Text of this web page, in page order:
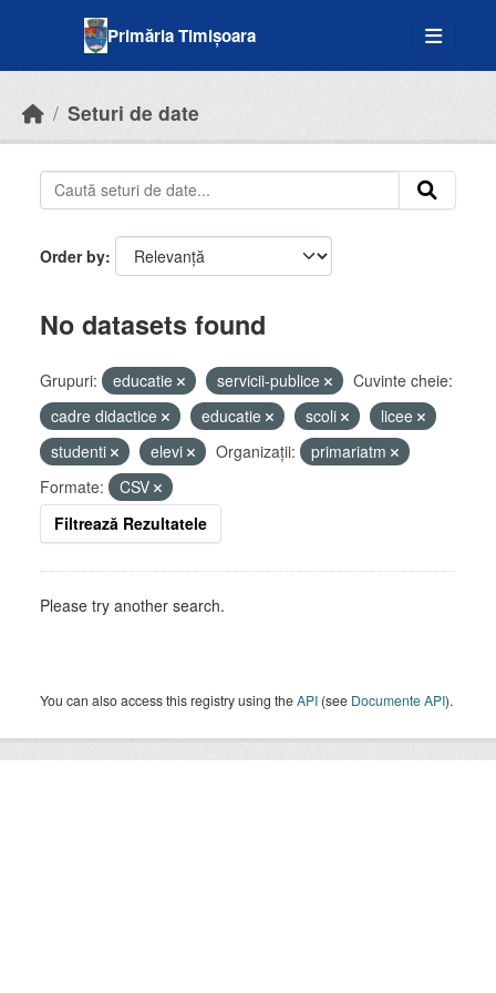
Primăria Timișoara
Seturi de date
Order by
No datasets found
Grupuri: educatie servicii-publice
Cuvinte cheie:
cadre didactice
educatie scoli
licee
studenti
elevi Organizații:
primariatm
Formate:
CSV
Filtrează Rezultatele
Please try another search.
You can also access this registry using theAPI (see Documente API).